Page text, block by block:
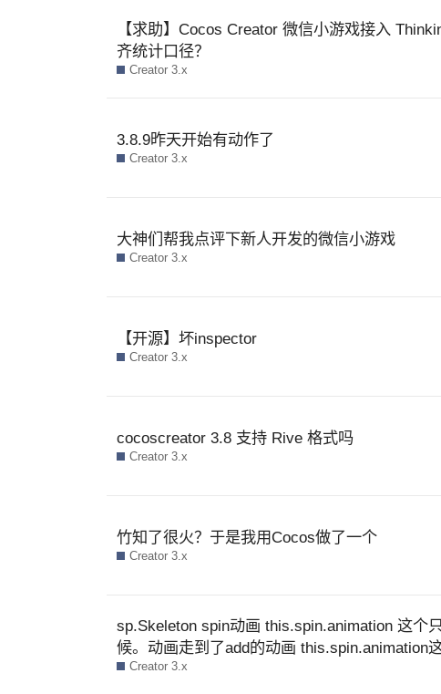
【求助】Cocos Creator 微信小游戏接入
齐统计口径？
Creator 3.x
3.8.9昨天开始有动作了
Creator 3.x
大神们帮我点评下新人开发的微信小游戏
Creator 3.x
【开源】坏inspector
Creator 3.x
cocoscreator 3.8 支持 Rive 格式吗
Creator 3.x
竹知了很火？于是我用Cocos做了一个
Creator 3.x
sp.Skeleton spin动画 this.spin.animation 这个
候。动画走到了add的动画 this.spin.animation
Creator 3.x